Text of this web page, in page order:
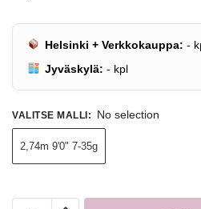
Helsinki + Verkkokauppa: -
Jyväskylä: - kpl
VALITSE MALLI: No selection
2,74m 9'0" 7-35g